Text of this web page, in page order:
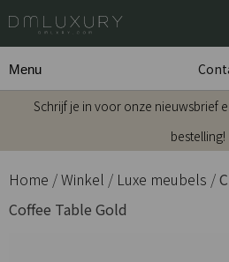
Menu
Schrijf je in voor onze nieuwsbrief
bestelling!
Home /Winkel / Luxe meubels /
Coffee Table Gold